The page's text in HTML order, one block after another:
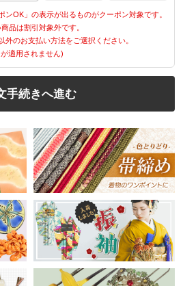
OK」の表示が出るものがクーポン対象です。
品は割引対象外です。
のお支払い方法をご選択ください。
適用されません)
手続きへ進む